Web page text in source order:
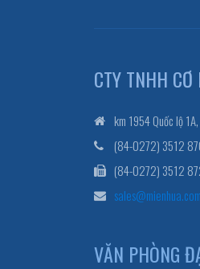
CTY TNHH
km 1954 Quốc lộ
(84-0272) 3512
(84-0272) 3512
sales@mienhua.com
VĂN PHÒNG